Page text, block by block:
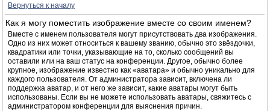
Вернуться к началу
Как я могу поместить изображение вместе со своим именем?
Вместе с именем пользователя могут присутствовать два изображения.
Одно из них может относиться к вашему званию, обычно это звёздочки,
квадратики или точки, указывающие на то, сколько сообщений вы
оставили или на ваш статус на конференции. Другое, обычно более
крупное, изображение известно как «аватара» и обычно уникально для
каждого пользователя. От администратора зависит, включена ли
поддержка аватар, и от него же зависит, какие аватары могут быть
использованы. Если вы не можете использовать аватары, свяжитесь с
администратором конференции для выяснения причин.